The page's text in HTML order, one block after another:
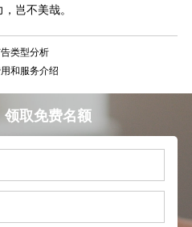
岂不美哉。
类型分析
和服务介绍
领取免费名额